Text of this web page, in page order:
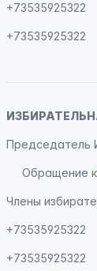
+73535925322
+73535925322
Председатель
Обращение
Члены
+73535925322
+73535925322